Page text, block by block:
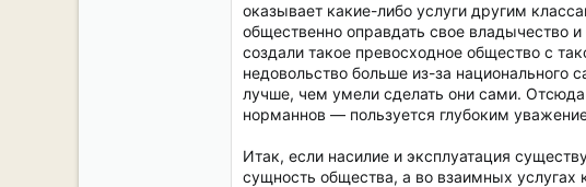
оказывает какие-либо услуги другим
общественно оправдать свое владычество
создали такое превосходное общество с
недовольство больше из-за национального
лучше, чем умели сделать они сами. Отсюда
норманнов — пользуется глубоким
Итак, если насилие и эксплуатация
сущность общества, а во взаимных услугах